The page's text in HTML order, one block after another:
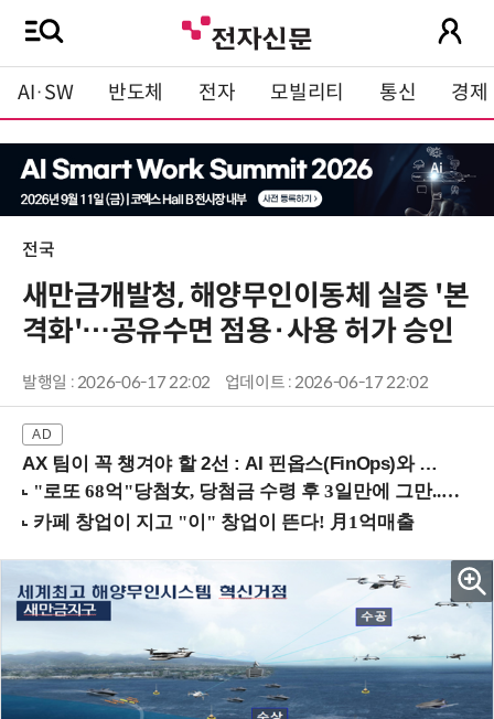
AI·SW 반도체 전자 모빌리티 통신 경제
전국
새만금개발청, 해양무인이동체 실증 '본
격화'…공유수면 점용·사용 허가 승인
발행일 : 2026-06-17 22:02 업데이트 : 2026-06-17 22:02
AX 팀이 꼭 챙겨야 할 2선 : AI 핀옵스(FinOps)와 토큰 거버넌스 (8/21 잠실역)